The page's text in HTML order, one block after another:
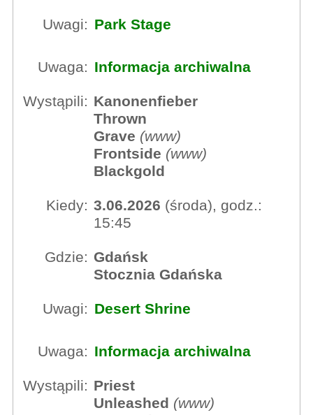
Uwagi: Park Stage
Uwaga: Informacja archiwalna
Wystąpili: Kanonenfieber
Thrown
Grave (www)
Frontside (www)
Blackgold
Kiedy: 3.06.2026 (środa), godz.:
15:45
Gdzie: Gdańsk
Stocznia Gdańska
Uwagi: Desert Shrine
Uwaga: Informacja archiwalna
Wystąpili: Priest
Unleashed (www)